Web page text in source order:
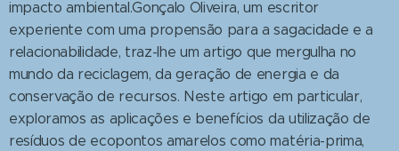
impacto ambiental.Gonçalo Oliveira, um escritor
experiente com uma propensão para a sagacidade e a
relacionabilidade, traz-lhe um artigo que mergulha no
mundo da reciclagem, da geração de energia e da
conservação de recursos. Neste artigo em particular,
exploramos as aplicações e benefícios da utilização de
resíduos de ecopontos amarelos como matéria-prima,